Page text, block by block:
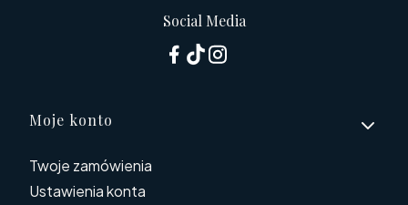
Social Media
Linki w stopce
Moje konto
Twoje zamówienia
Ustawienia konta